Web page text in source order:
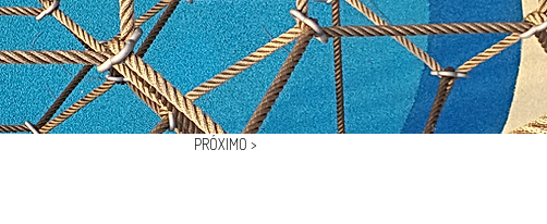
PRÓXIMO >